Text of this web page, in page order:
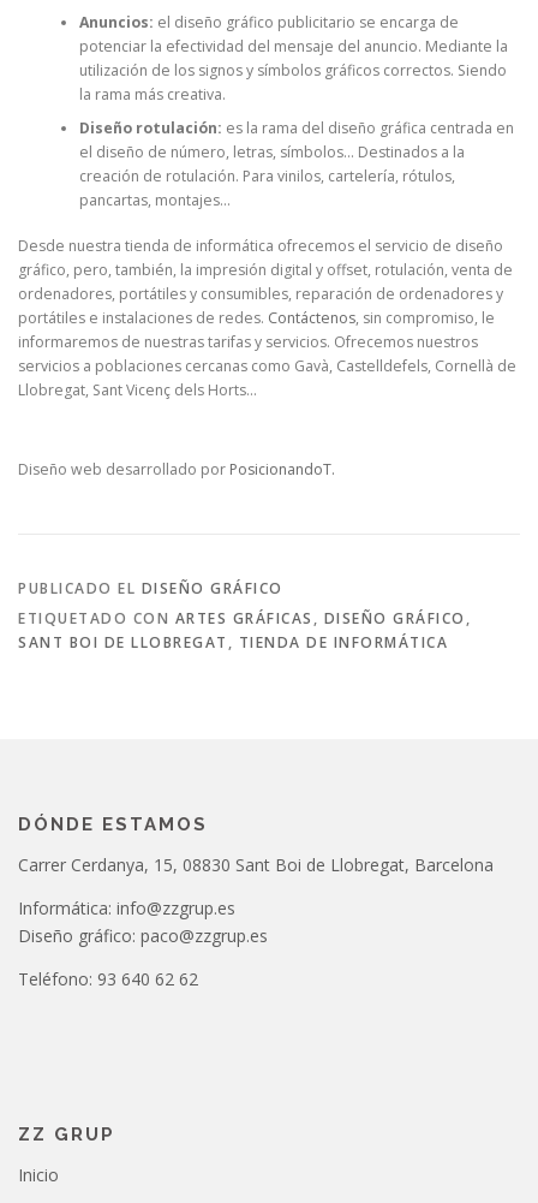
Anuncios: el diseño gráfico publicitario se encarga de
potenciar la efectividad del mensaje del anuncio. Mediante la
utilización de los signos y símbolos gráficos correctos. Siendo
la rama más creativa.
Diseño rotulación: es la rama del diseño gráfica centrada en
el diseño de número, letras, símbolos… Destinados a la
creación de rotulación. Para vinilos, cartelería, rótulos,
pancartas, montajes…
Desde nuestra tienda de informática ofrecemos el servicio de diseño
gráfico, pero, también, la impresión digital y offset, rotulación, venta de
ordenadores, portátiles y consumibles, reparación de ordenadores y
portátiles e instalaciones de redes. Contáctenos, sin compromiso, le
informaremos de nuestras tarifas y servicios. Ofrecemos nuestros
servicios a poblaciones cercanas como Gavà, Castelldefels, Cornellà de
Llobregat, Sant Vicenç dels Horts…
Diseño web desarrollado por PosicionandoT.
PUBLICADO EL DISEÑO GRÁFICO
ETIQUETADO CON ARTES GRÁFICAS, DISEÑO GRÁFICO,
SANT BOI DE LLOBREGAT, TIENDA DE INFORMÁTICA
DÓNDE ESTAMOS
Carrer Cerdanya, 15, 08830 Sant Boi de Llobregat, Barcelona
Informática: info@zzgrup.es
Diseño gráfico: paco@zzgrup.es
Teléfono: 93 640 62 62
ZZ GRUP
Inicio